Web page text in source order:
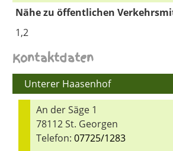
Nähe zu öffentlichen
1,2
Kontaktdaten
Unterer Haasenhof
An der Säge 1
78112 St. Georgen
Telefon:07725/1283